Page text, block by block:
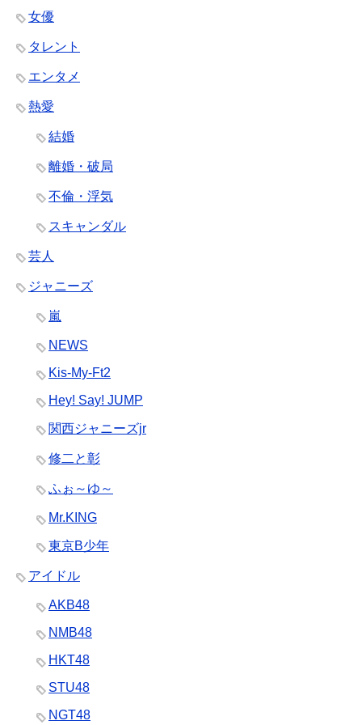
女優
タレント
エンタメ
熱愛
結婚
離婚・破局
不倫・浮気
スキャンダル
芸人
ジャニーズ
嵐
NEWS
Kis-My-Ft2
Hey! Say! JUMP
関西ジャニーズjr
修二と彰
ふぉ～ゆ～
Mr.KING
東京B少年
アイドル
AKB48
NMB48
HKT48
STU48
NGT48